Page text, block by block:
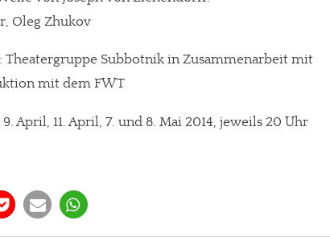
Oleg Zhukov
Subbotnik in Zusammenarbeit mit
mit dem FWT
April, 11. April, 7. und 8. Mai 2014, jeweils 20 Uhr